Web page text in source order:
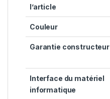
l’article
Couleur
Garantie constructeur
Interface du matériel
informatique